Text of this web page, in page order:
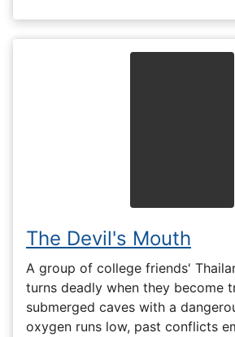
The Devil's Mouth
A group of college friends'
turns deadly when they become
submerged caves with a
oxygen runs low, past conflicts